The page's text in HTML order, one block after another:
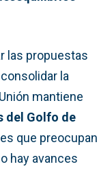
las propuestas
la
mantiene
del Golfo de
que preocupan
hay avances